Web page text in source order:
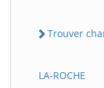
Trouver
LA-ROCHE